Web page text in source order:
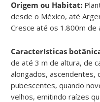
Origem ou Habitat:
desde o México, até
Cresce até os 1.800m de
Características
de até 3 m de altura, de
alongados, ascendentes,
pubescentes, quando
velhos, emitindo raízes